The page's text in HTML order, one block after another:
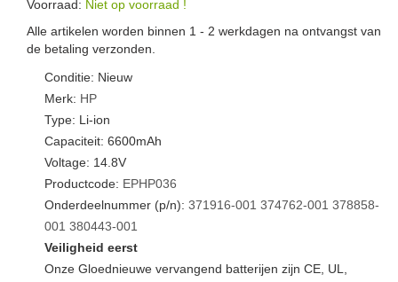
Voorraad: Niet op voorraad !
Alle artikelen worden binnen 1 - 2 werkdagen na ontvangst van
de betaling verzonden.
Conditie: Nieuw
Merk: HP
Type: Li-ion
Capaciteit: 6600mAh
Voltage: 14.8V
Productcode: EPHP036
Onderdeelnummer (p/n): 371916-001 374762-001 378858-
001 380443-001
Veiligheid eerst
Onze Gloednieuwe vervangend batterijen zijn CE, UL,